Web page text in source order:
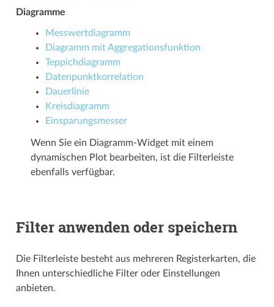
Diagramme
Messwertdiagramm
Diagramm mit Aggregationsfunktion
Teppichdiagramm
Datenpunktkorrelation
Dauerlinie
Kreisdiagramm
Einsparungsmesser
Wenn Sie ein Diagramm-Widget mit einem
dynamischen Plot bearbeiten, ist die Filterleiste
ebenfalls verfügbar.
Filter anwenden oder speichern
Die Filterleiste besteht aus mehreren Registerkarten, die
Ihnen unterschiedliche Filter oder Einstellungen
anbieten.